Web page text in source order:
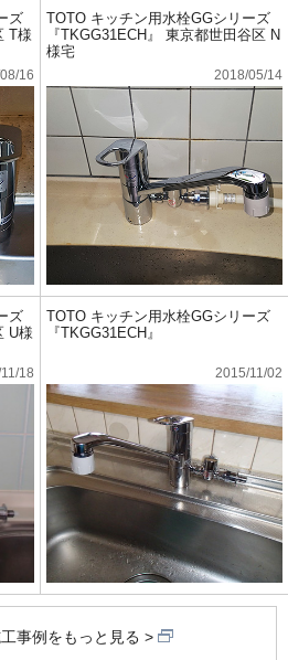
ズ
T様
16
TOTO キッチン用水栓GGシリーズ
『TKGG31ECH』 東京都世田谷区 N
様宅
2018/05/14
ズ
U様
18
TOTO キッチン用水栓GGシリーズ
『TKGG31ECH』
2015/11/02
事例をもっと見る